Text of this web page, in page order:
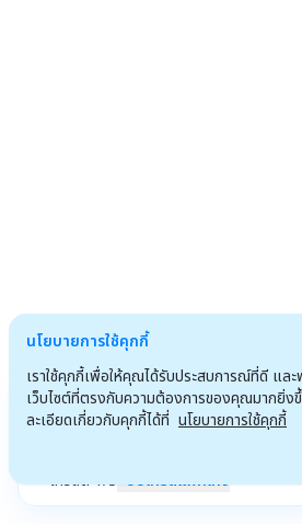
เครดิต1/3 อัปเกรดแพ็กเกจ
นโยบายการใช้คุกกี้
เราใช้คุกกี้เพื่อให้คุณได้รับประสบการณ์ที่ดี แ
เว็บไซต์ที่ตรงกับความต้องการของคุณมากยิ่ง
ละเอียดเกี่ยวกับคุกกี้ได้ที่ นโยบายการใช้คุกกี้